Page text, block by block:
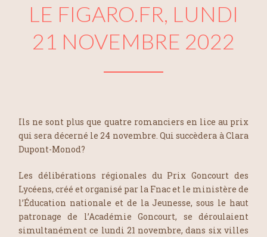
LE FIGARO.FR, LUNDI
21 NOVEMBRE 2022
Ils ne sont plus que quatre romanciers en lice au prix
qui sera décerné le 24 novembre. Qui succèdera à Clara
Dupont-Monod?
Les délibérations régionales du Prix Goncourt des
Lycéens, créé et organisé par la Fnac et le ministère de
l’Éducation nationale et de la Jeunesse, sous le haut
patronage de l’Académie Goncourt, se déroulaient
simultanément ce lundi 21 novembre, dans six villes